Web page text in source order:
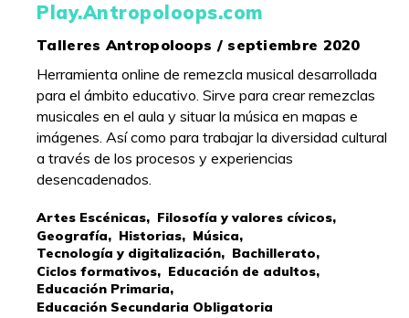
Play.Antropoloops.com
Talleres Antropoloops / septiembre 2020
Herramienta online de remezcla musical desarrollada
para el ámbito educativo. Sirve para crear remezclas
musicales en el aula y situar la música en mapas e
imágenes. Así como para trabajar la diversidad cultural
a través de los procesos y experiencias
desencadenados.
Artes Escénicas, Filosofía y valores cívicos,
Geografía, Historias, Música,
Tecnología y digitalización, Bachillerato,
Ciclos formativos, Educación de adultos,
Educación Primaria,
Educación Secundaria Obligatoria